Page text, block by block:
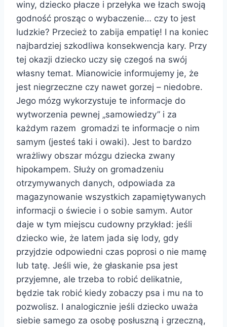
winy, dziecko płacze i przełyka we łzach swoją
godność prosząc o wybaczenie… czy to jest
ludzkie? Przecież to zabija empatię! I na koniec
najbardziej szkodliwa konsekwencja kary. Przy
tej okazji dziecko uczy się czegoś na swój
własny temat. Mianowicie informujemy je, że
jest niegrzeczne czy nawet gorzej – niedobre.
Jego mózg wykorzystuje te informacje do
wytworzenia pewnej „samowiedzy” i za
każdym razem gromadzi te informacje o nim
samym (jesteś taki i owaki). Jest to bardzo
wrażliwy obszar mózgu dziecka zwany
hipokampem. Służy on gromadzeniu
otrzymywanych danych, odpowiada za
magazynowanie wszystkich zapamiętywanych
informacji o świecie i o sobie samym. Autor
daje w tym miejscu cudowny przykład: jeśli
dziecko wie, że latem jada się lody, gdy
przyjdzie odpowiedni czas poprosi o nie mamę
lub tatę. Jeśli wie, że głaskanie psa jest
przyjemne, ale trzeba to robić delikatnie,
będzie tak robić kiedy zobaczy psa i mu na to
pozwolisz. I analogicznie jeśli dziecko uważa
siebie samego za osobę posłuszną i grzeczną,